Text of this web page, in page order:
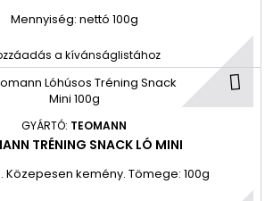
Mennyiség: nettó 100g
a kívánságlistához
GYÁRTÓ: TEOMANN
TRÉNING SNACK LÓ MINI
Közepesen kemény. Tömege: 100g